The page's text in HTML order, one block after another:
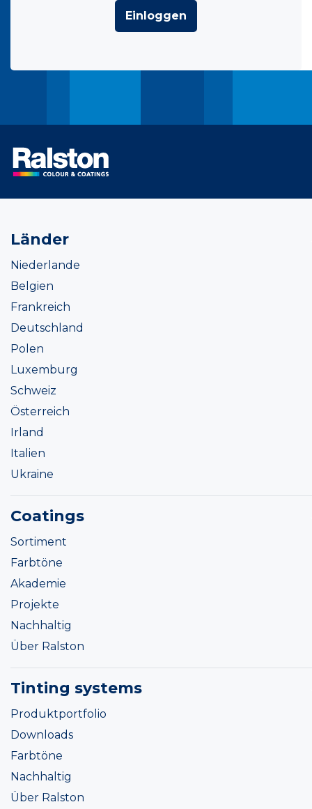
Einloggen
Länder
Niederlande
Belgien
Frankreich
Deutschland
Polen
Luxemburg
Schweiz
Österreich
Irland
Italien
Ukraine
Coatings
Sortiment
Farbtöne
Akademie
Projekte
Nachhaltig
Über Ralston
Tinting systems
Produktportfolio
Downloads
Farbtöne
Nachhaltig
Über Ralston